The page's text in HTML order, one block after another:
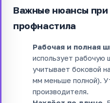
Важные нюансы при
профнастила
Рабочая и полная
использует рабочую
учитывает боковой
мм меньше полной).
производителя.